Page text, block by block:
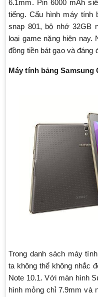
6.1mm. Pin 6000 mAh
tiếng. Cấu hình máy tính
snap 801, bộ nhớ 32GB
loại game nặng hiện nay.
đồng tiền bát gạo và đáng
Máy tính bảng Samsung
Trong danh sách máy
ta không thể không nhắc
Note 10.1. Với màn hình
hình mỏng chỉ 7.9mm và